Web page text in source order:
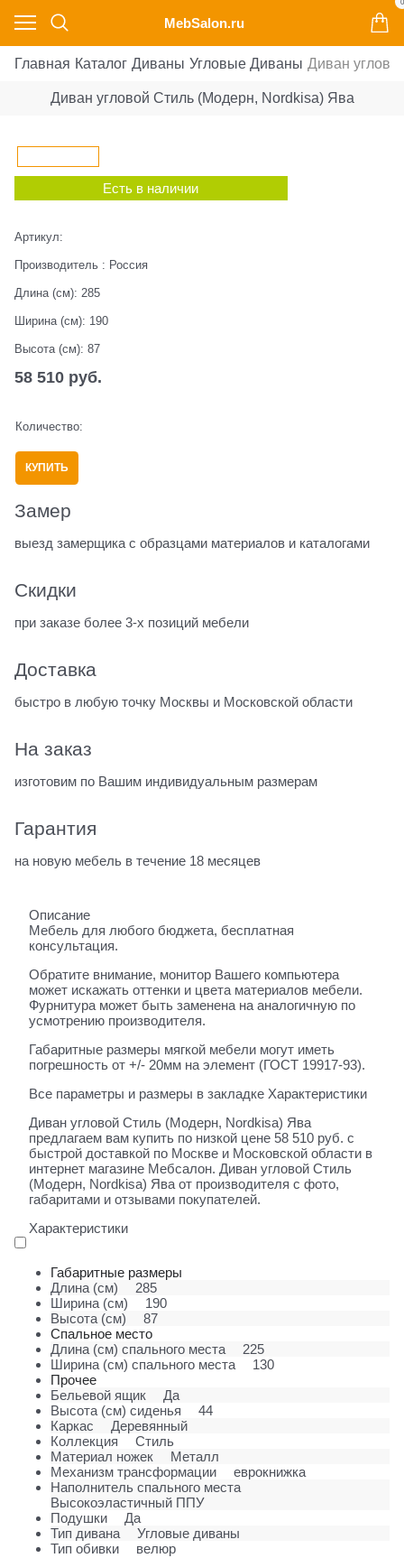
MebSalon.ru
0
Главная Каталог Диваны Угловые Диваны Диван
Диван угловой Стиль (Модерн, Nordkisa) Ява
Есть в наличии
Артикул:
Производитель : Россия
Длина (см): 285
Ширина (см): 190
Высота (см): 87
58 510 руб.
Количество:
КУПИТЬ
Замер
выезд замерщика с образцами материалов и каталогами
Скидки
при заказе более 3-х позиций мебели
Доставка
быстро в любую точку Москвы и Московской области
На заказ
изготовим по Вашим индивидуальным размерам
Гарантия
на новую мебель в течение 18 месяцев
Описание
Мебель для любого бюджета, бесплатная
консультация.
Обратите внимание, монитор Вашего компьютера
может искажать оттенки и цвета материалов мебели.
Фурнитура может быть заменена на аналогичную по
усмотрению производителя.
Габаритные размеры мягкой мебели могут иметь
погрешность от +/- 20мм на элемент (ГОСТ 19917-93).
Все параметры и размеры в закладке Характеристики
Диван угловой Стиль (Модерн, Nordkisa) Ява
предлагаем вам купить по низкой цене 58 510 руб. с
быстрой доставкой по Москве и Московской области в
интернет магазине Мебсалон. Диван угловой Стиль
(Модерн, Nordkisa) Ява от производителя с фото,
габаритами и отзывами покупателей.
Характеристики
Габаритные размеры
Длина (см)
285
Ширина (см)
190
Высота (см)
87
Спальное место
Длина (см) спального места
225
Ширина (см) спального места
130
Прочее
Бельевой ящик
Да
Высота (см) сиденья
44
Каркас
Деревянный
Коллекция
Стиль
Материал ножек
Металл
Механизм трансформации
еврокнижка
Наполнитель спального места
Высокоэластичный ППУ
Подушки
Да
Тип дивана
Угловые диваны
Тип обивки
велюр